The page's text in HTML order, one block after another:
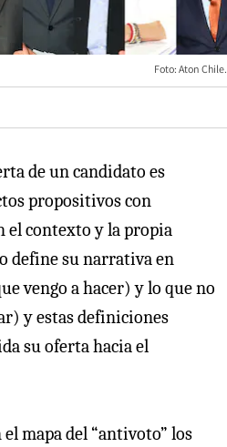
Foto: Aton Chile.
de un candidato es
propositivos con
el contexto y la propia
define su narrativa en
vengo a hacer) y lo que no
y estas definiciones
su oferta hacia el
mapa del “antivoto” los